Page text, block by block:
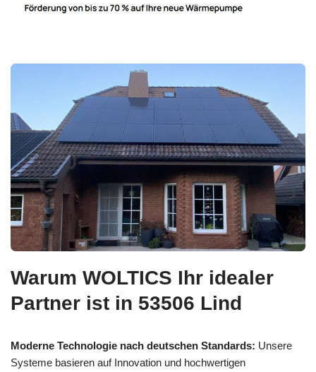
Warum WOLTICS Ihr idealer
Partner ist in 53506 Lind
Moderne Technologie nach deutschen Standards: Unsere
Systeme basieren auf Innovation und hochwertigen